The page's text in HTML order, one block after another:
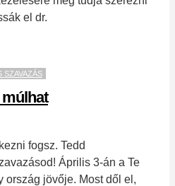
el dr.
SZAVAZÁS
múlhat
fogsz. Tedd
Április 3-án a Te
ország jövője. Most dől el,